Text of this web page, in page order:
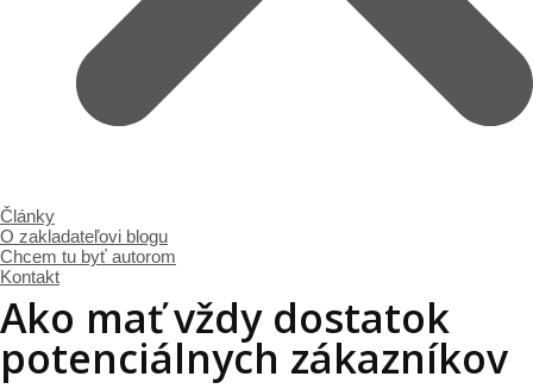
Články
O zakladateľovi blogu
Chcem tu byť autorom
Kontakt
Ako mať vždy dostatok
potenciálnych zákazníkov